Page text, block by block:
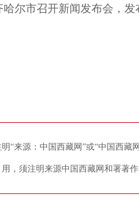
市召开新闻发布会，发
明“来源：中国西藏网”或“中国西
，须注明来源中国西藏网和署著